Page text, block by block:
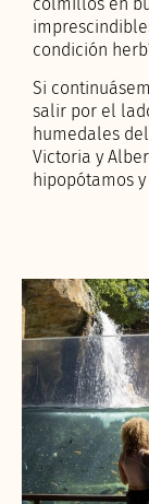
condición
Si
salir por el
humedales
Victoria y
hipopótamos